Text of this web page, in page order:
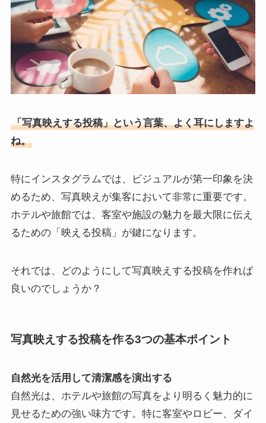
「写真映えする投稿」という言葉、よく耳にしますよ
ね。
特にインスタグラムでは、ビジュアルが第一印象を決
めるため、写真映えが集客において非常に重要です。
ホテルや旅館では、客室や施設の魅力を最大限に伝え
るための「映える投稿」が鍵になります。
それでは、どのようにして写真映えする投稿を作れば
良いのでしょうか？
写真映えする投稿を作る3つの基本ポイント
自然光を活用して清潔感を演出する
自然光は、ホテルや旅館の写真をより明るく魅力的に
見せるための強い味方です。特に客室やロビー、ダイ